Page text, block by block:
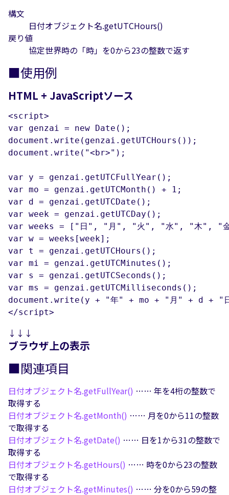
構文
日付オブジェクト名.getUTCHours()
戻り値
協定世界時の「時」を0から23の整数で返す
■使用例
HTML + JavaScriptソース
<script>
var genzai = new Date();
document.write(genzai.getUTCHours());
document.write("<br>");
var y = genzai.getUTCFullYear();
var mo = genzai.getUTCMonth() + 1;
var d = genzai.getUTCDate();
var week = genzai.getUTCDay();
var weeks = ["日", "月", "火", "水", "木", "
var w = weeks[week];
var t = genzai.getUTCHours();
var mi = genzai.getUTCMinutes();
var s = genzai.getUTCSeconds();
var ms = genzai.getUTCMilliseconds();
document.write(y + "年" + mo + "月" + d +
</script>
↓↓↓
ブラウザ上の表示
■関連項目
日付オブジェクト名.getFullYear() …… 年を4桁の整数で
取得する
日付オブジェクト名.getMonth() …… 月を0から11の整数
で取得する
日付オブジェクト名.getDate() …… 日を1から31の整数で
取得する
日付オブジェクト名.getHours() …… 時を0から23の整数
で取得する
日付オブジェクト名.getMinutes() …… 分を0から59の整